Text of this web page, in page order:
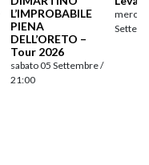
L’IMPROBABILE
PIENA
DELL’ORETO –
Tour 2026
sabato 05 Settembre /
21:00